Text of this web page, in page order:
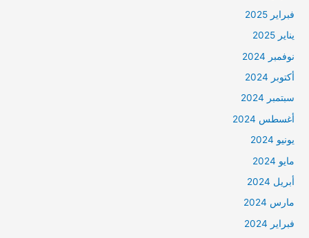
فبراير 2025
يناير 2025
نوفمبر 2024
أكتوبر 2024
سبتمبر 2024
أغسطس 2024
يونيو 2024
مايو 2024
أبريل 2024
مارس 2024
فبراير 2024